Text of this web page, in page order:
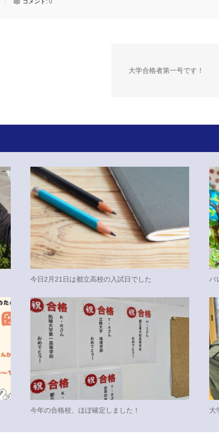
大学合格者第一号です！
今日2月21日は都立高校の入試日でした バ
今年の合格校、ほぼ確定しました！ 大